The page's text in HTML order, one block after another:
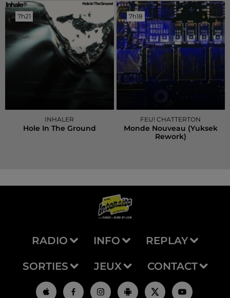
7h21
7h21
INHALER
Hole In The Ground
7h18
7h18
FEU! CHATTERTON
Monde Nouveau (yuksek
Rework)
RADIO INFO REPLAY
SORTIES JEUX CONTACT